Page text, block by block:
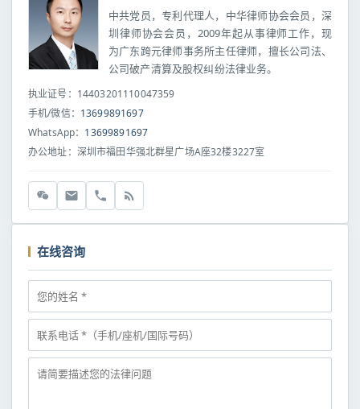
中共党员，专利代理人，中华律师协会会员，深
圳律师协会会员，2009年起从事律师工作，现
为广东跨元律师事务所主任律师，擅长公司法、
公司破产清算及股权纠纷法律业务。
执业证号：14403201110047359
手机/微信： 13699891697
WhatsApp： 13699891697
办公地址：深圳市福田华强北群星广场A座32楼3227室
在线咨询